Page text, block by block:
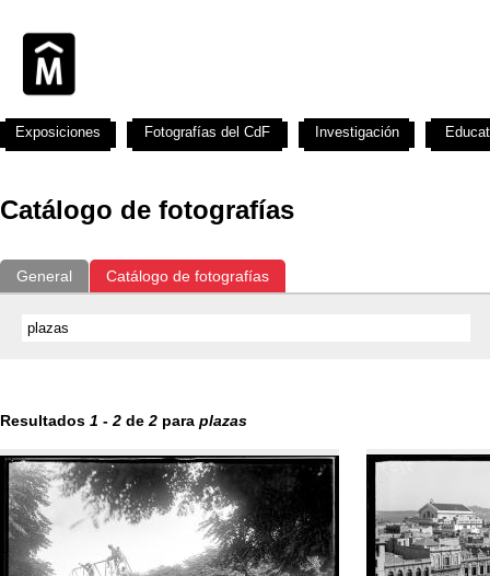
Catálogo de fotografías
General Catálogo de fotografías
Resultados 1 - 2 de 2 para plazas
Exposiciones Fotografías del CdF Investigación